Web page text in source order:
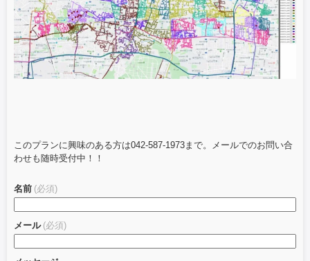
このプランに興味のある方は042-587-1973まで。メールでのお問い合
わせも随時受付中！！
名前 (必須)
メール (必須)